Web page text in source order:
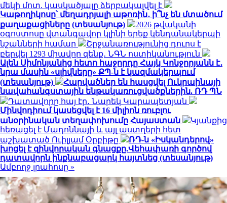
մեկի մոտ. կասկածյալը ձերբակալվել է
Կաթողիկոսը՝ մեղադրյալի աթոռին․ ի՞նչ են մտածում
քաղաքացիները (տեսանյութ)
2026 թվականի
օգոստոսը վտանգավոր կլինի երեք կենդանակերպի
նշանների համար
Շրջանառությունից դուրս է
բերվել 1293 միավոր զենք․ ՆԳՆ ոստիկանություն
Ալեն Սիմոնյանից հետո հաջորդը Հայկ Կոնջորյանն է․
նրա մասին «սլիվները» ՔՊ-ն է կազմակերպում
(տեսանյութ)
Հարվածներ են հասցվել Ուկրաինայի
նավահանգստային ենթակառուցվածքներին. ՌԴ ՊՆ
Դատավորը հայ էր․ Նարեկ Կարապետյան
Մինվոդիում կասեցվել է 16 միլիոն ռուբլու
անօրինական տեղափոխումը Հայաստան
Կյանքից
հեռացել է Մադոննայի և այլ աստղերի հետ
աշխատած Ուիլյամ Օրբիթը
ՌԴ-ն «Իսկանդերով»
խոցել է զինվորական գնացքը.Վեհափառի գործով
դատավորն ինքնաբացարկ հայտնեց (տեսանյութ)
Ամբողջ լրահոսը »